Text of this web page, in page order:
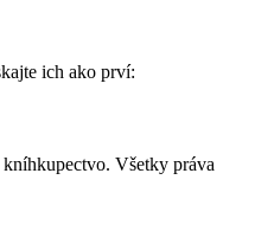
ich ako prví:
Všetky práva